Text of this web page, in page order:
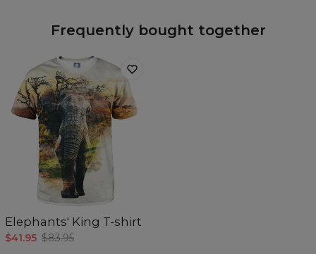
Frequently bought together
Elephants' King T-shirt
$41.95 $83.95